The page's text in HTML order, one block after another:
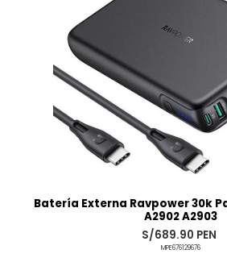
Batería Externa Ravpower 30k
A2902 A2903
S/689.90 PEN
MPE676129676